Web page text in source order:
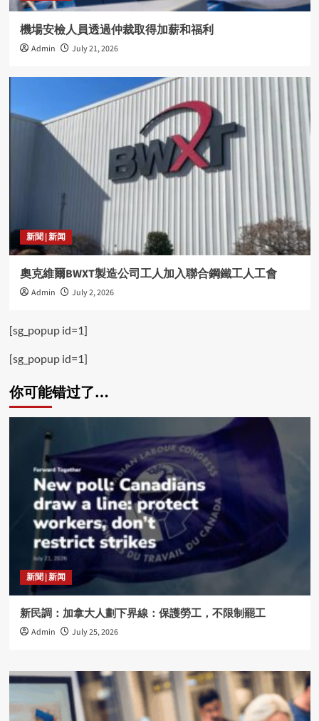
機場安檢人員透過仲裁取得加薪和福利
Admin July 21, 2026
新聞 | 新闻
奧克維爾BWXT製造公司工人加入聯合鋼鐵工人工會
Admin July 2, 2026
[sg_popup id=1]
[sg_popup id=1]
你可能错过了…
新聞 | 新闻
新民調：加拿大人劃下界線：保護勞工，不限制罷工
Admin July 25, 2026